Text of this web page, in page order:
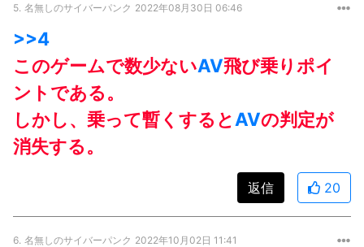
5. 名無しのサイバーパンク 2022年08月30日 06:46
>>4
このゲームで数少ないAV飛び乗りポイ
ントである。
しかし、乗って暫くするとAVの判定が
消失する。
返信 20
6. 名無しのサイバーパンク 2022年10月02日 11:41